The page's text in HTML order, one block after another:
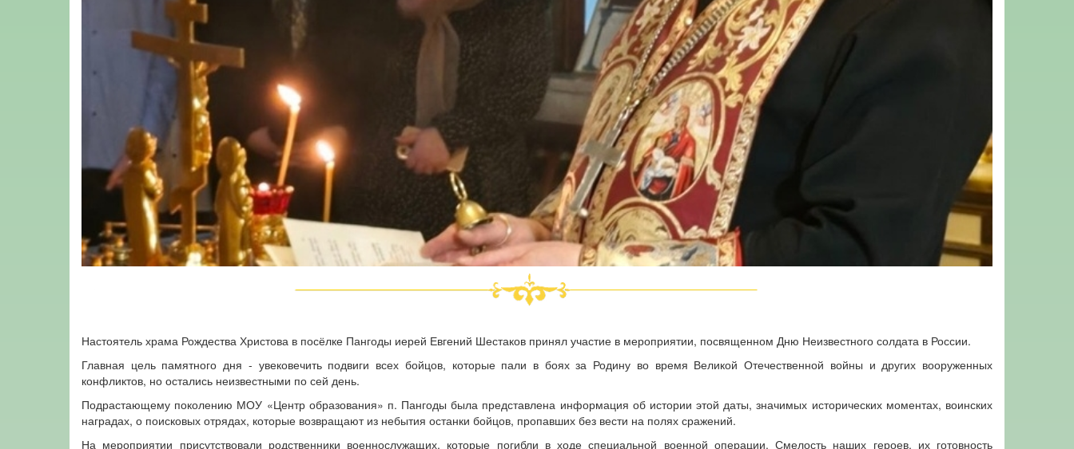
Настоятель храма Рождества Христова в посёлке Пангоды иерей Евгений Шестаков принял участие в мероприятии, посвященном Дню Неизвестного солдата в России.
Главная цель памятного дня - увековечить подвиги всех бойцов, которые пали в боях за Родину во время Великой Отечественной войны и других вооруженных
конфликтов, но остались неизвестными по сей день.
Подрастающему поколению МОУ «Центр образования» п. Пангоды была представлена информация об истории этой даты, значимых исторических моментах, воинских
наградах, о поисковых отрядах, которые возвращают из небытия останки бойцов, пропавших без вести на полях сражений.
На мероприятии присутствовали родственники военнослужащих, которые погибли в ходе специальной военной операции. Смелость наших героев, их готовность